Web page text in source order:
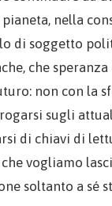
nella
di soggetto
che
non con la
sugli
di chiavi di
vogliamo
soltanto a sé